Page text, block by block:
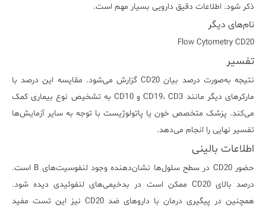
ذکر شود. اطلاعات دقیق دارویی بسیار مهم است.
نام‌های دیگر
Flow Cytometry CD20
تفسیر
نتیجه به‌صورت درصد بیان CD20 گزارش می‌شود. مقایسه این درصد با
مارکرهای دیگر مانند CD19، CD3 و CD10 به تشخیص نوع بیماری کمک
می‌کند. پزشک متخصص خون یا پاتولوژیست با توجه به سایر آزمایش‌ها
تفسیر نهایی را انجام می‌دهد.
اطلاعات بالینی
حضور CD20 در سطح سلول‌ها نشان‌دهنده وجود لنفوسیت‌های B است.
درصد بالای CD20 ممکن است در بدخیمی‌های لنفوئیدی دیده شود.
همچنین در پیگیری درمان با داروهای ضد CD20 نیز این تست مفید